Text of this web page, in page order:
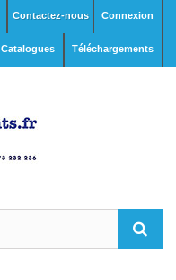
Connexion
Contactez-nous
Téléchargements
Catalogues